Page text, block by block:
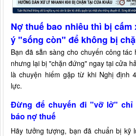
Nợ thuế bao nhiêu thì bị
ý "sống còn" để không bị
Bạn đã sẵn sàng cho chuyến công
nhưng lại bị "chặn đứng" ngay tại cửa
là chuyện hiếm gặp từ khi Nghị định
lực.
Đừng để chuyến đi "vỡ lở" chỉ
báo nợ thuế
Hãy tưởng tượng, bạn đã chuẩn bị kỹ